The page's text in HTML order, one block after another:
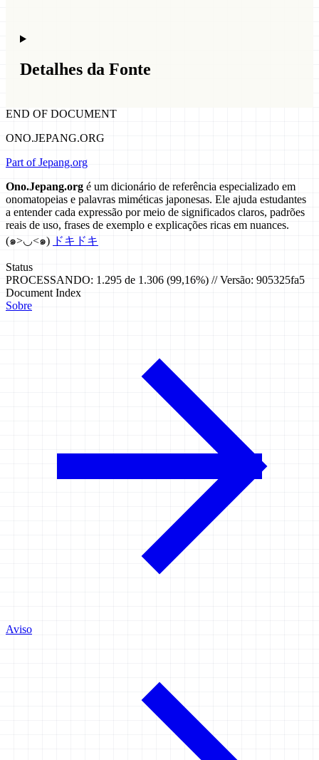
Detalhes da Fonte
END OF DOCUMENT
ONO.JEPANG.ORG
Part of Jepang.org
Ono.Jepang.org é um dicionário de referência especializado em
onomatopeias e palavras miméticas japonesas. Ele ajuda estudantes
a entender cada expressão por meio de significados claros, padrões
reais de uso, frases de exemplo e explicações ricas em nuances.
(๑>◡<๑) ドキドキ
Status
PROCESSANDO: 1.295 de 1.306 (99,16%) // Versão: 905325fa5
Document Index
Sobre
Aviso